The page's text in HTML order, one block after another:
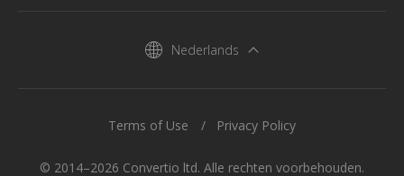
Nederlands
© 2014–2026 Convertio ltd. Alle rechten voorbehouden.
Terms of Use Privacy Policy